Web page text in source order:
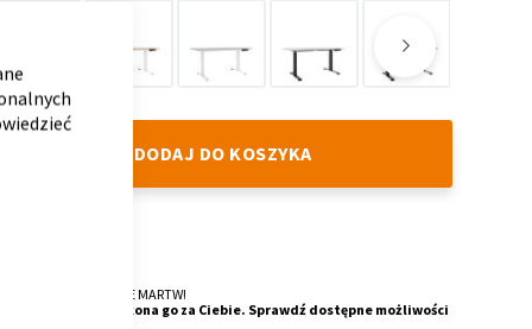
COOKIE
BAR
Lindberg
Grey
Stone
Oak
DODAJ DO KOSZYKA
O MONTAŻ SIĘ NIE MARTW!
Nasza ekipa wykona go za Ciebie. Sprawdź dostępne możliwości